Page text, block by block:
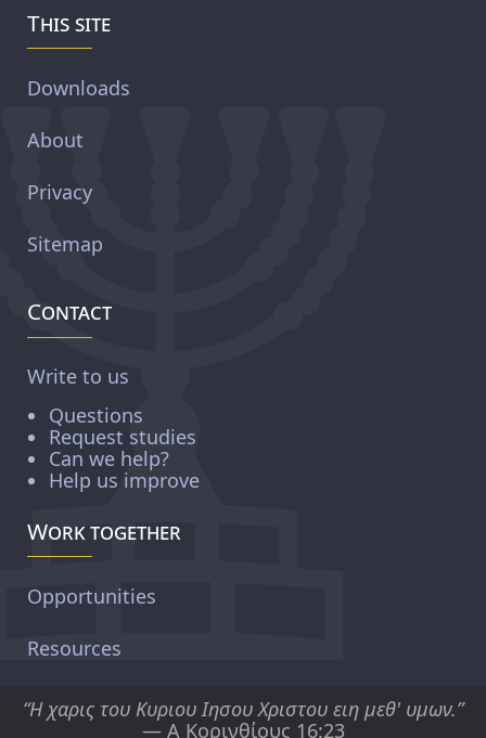
This site
Downloads
About
Privacy
Sitemap
Contact
Write to us
Questions
Request studies
Can we help?
Help us improve
Work together
Opportunities
Resources
“Η χαρις του Κυριου Ιησου Χριστου ειη μεθ' υμων.”
— Α Κορινθίους 16:23